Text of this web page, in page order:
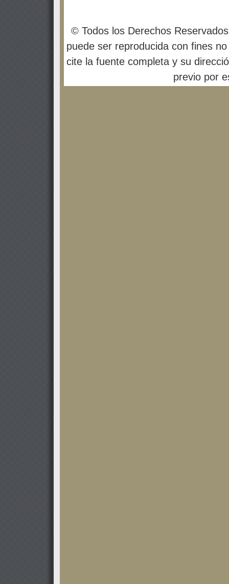
© Todos los Derechos
puede ser reproducida con fines
cite la fuente completa y su
previo por